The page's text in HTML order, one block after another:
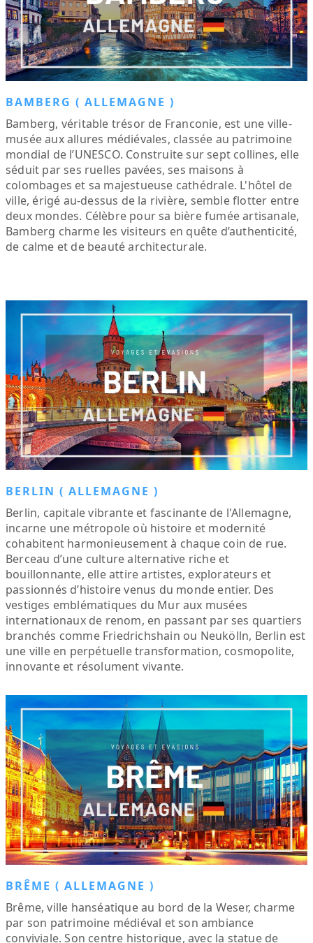
BAMBERG ( ALLEMAGNE )
Bamberg, véritable trésor de Franconie, est une ville-
musée aux allures médiévales, classée au patrimoine
mondial de l’UNESCO. Construite sur sept collines, elle
séduit par ses ruelles pavées, ses maisons à
colombages et sa majestueuse cathédrale. L'hôtel de
ville, érigé au-dessus de la rivière, semble flotter entre
deux mondes. Célèbre pour sa bière fumée artisanale,
Bamberg charme les visiteurs en quête d’authenticité,
de calme et de beauté architecturale.
BERLIN ( ALLEMAGNE )
Berlin, capitale vibrante et fascinante de l'Allemagne,
incarne une métropole où histoire et modernité
cohabitent harmonieusement à chaque coin de rue.
Berceau d’une culture alternative riche et
bouillonnante, elle attire artistes, explorateurs et
passionnés d’histoire venus du monde entier. Des
vestiges emblématiques du Mur aux musées
internationaux de renom, en passant par ses quartiers
branchés comme Friedrichshain ou Neukölln, Berlin est
une ville en perpétuelle transformation, cosmopolite,
innovante et résolument vivante.
BRÊME ( ALLEMAGNE )
Brême, ville hanséatique au bord de la Weser, charme
par son patrimoine médiéval et son ambiance
conviviale. Son centre historique, avec la statue de